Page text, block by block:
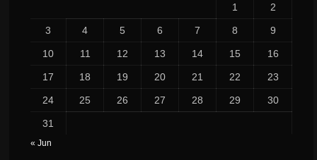
1 2
3 4 5 6 7 8 9
10 11 12 13 14 15 16
17 18 19 20 21 22 23
24 25 26 27 28 29 30
31
« Jun